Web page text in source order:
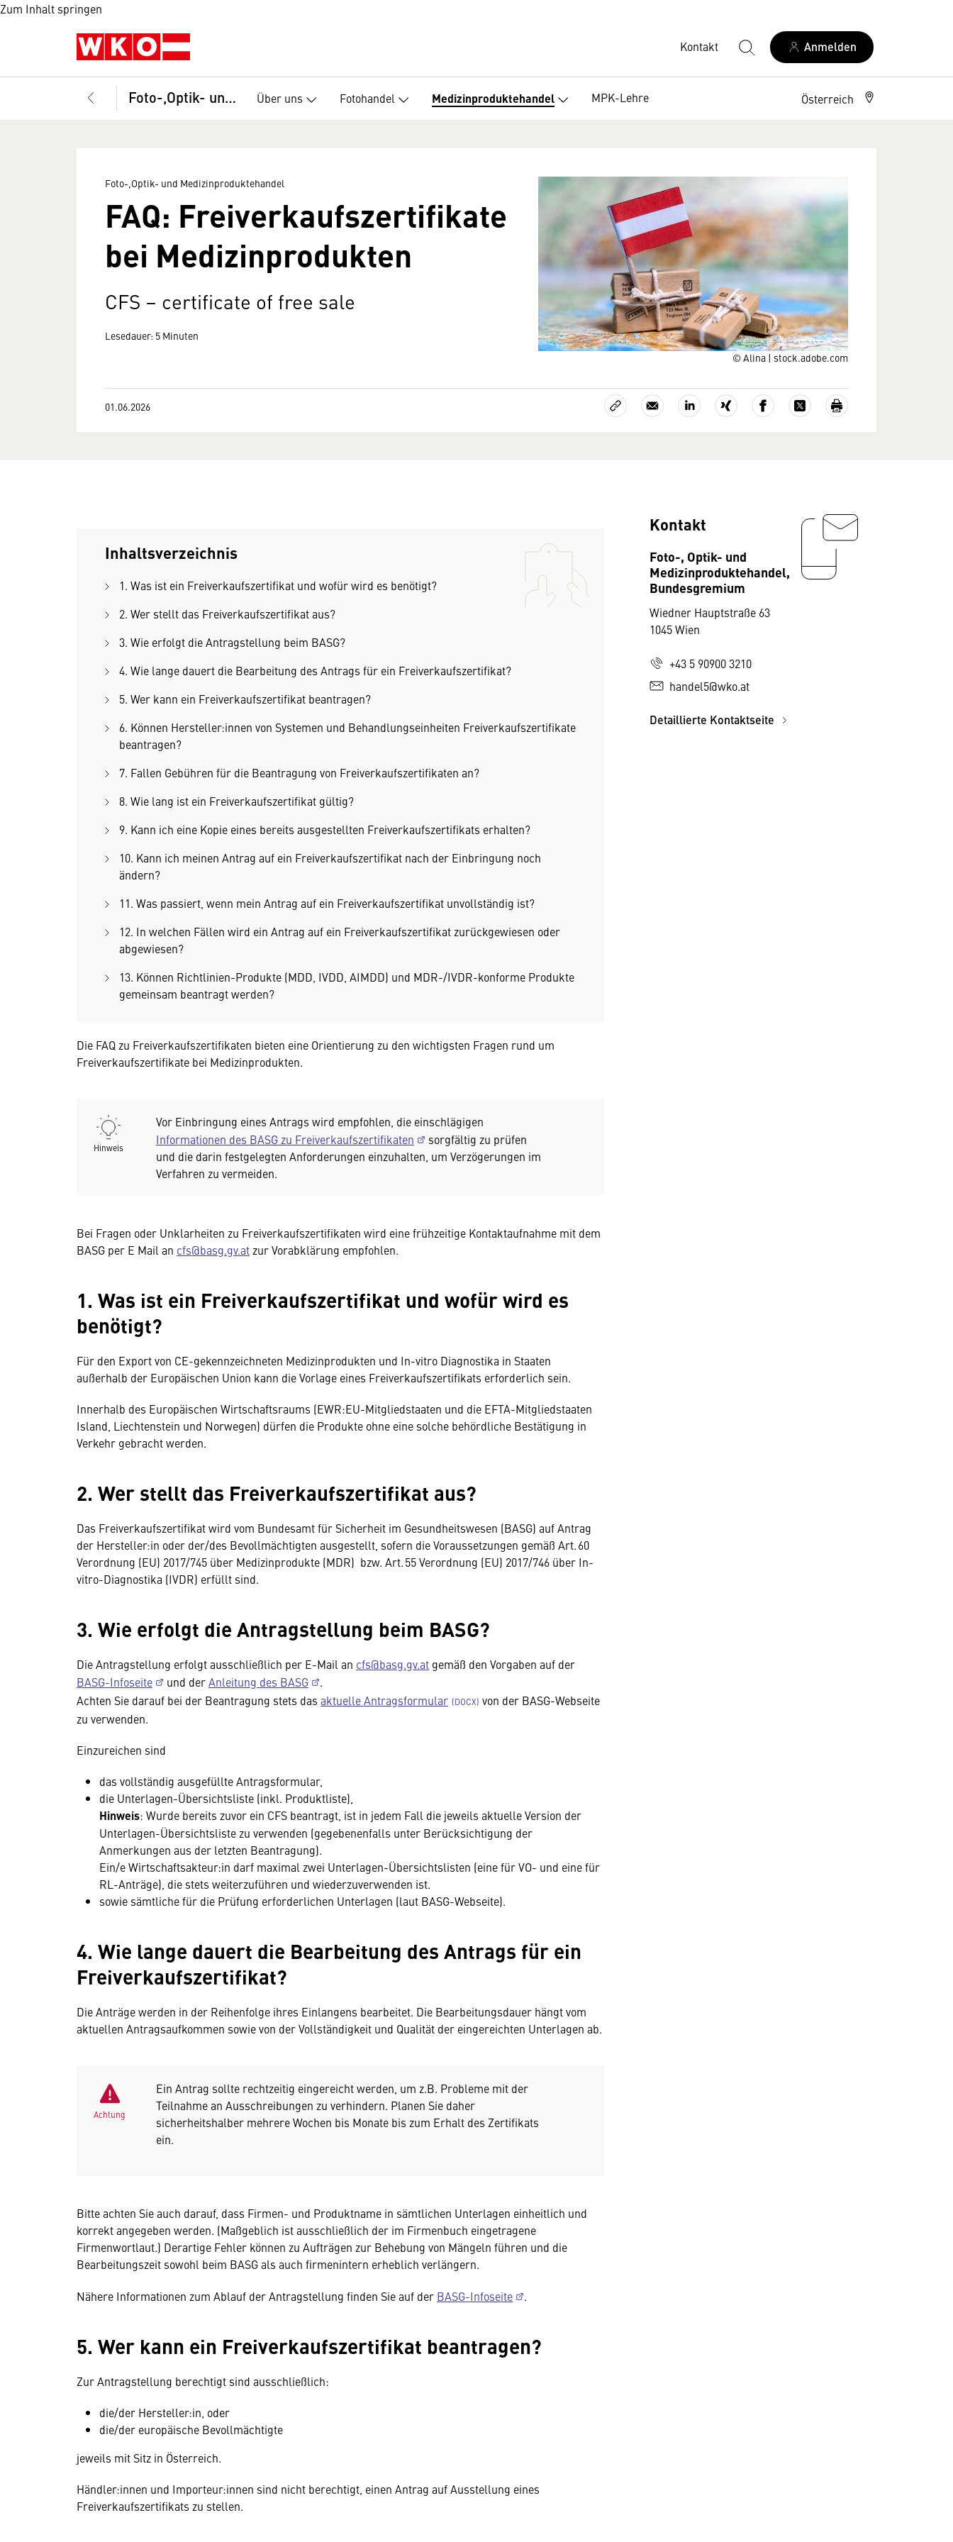
Zum Inhalt springen
Kontakt Anmelden
Foto-,Optik- und Medizinproduktehandel Über uns Fotohandel Medizinproduktehandel MPK-Lehre Österreich
© Alina | stock.adobe.com
Foto-,Optik- und Medizinproduktehandel
FAQ: Freiverkaufszertifikate
bei Medizinprodukten
CFS – certificate of free sale
Lesedauer: 5 Minuten
01.06.2026
Inhaltsverzeichnis
1. Was ist ein Freiverkaufszertifikat und wofür wird es benötigt?
2. Wer stellt das Freiverkaufszertifikat aus?
3. Wie erfolgt die Antragstellung beim BASG?
4. Wie lange dauert die Bearbeitung des Antrags für ein Freiverkaufszertifikat?
5. Wer kann ein Freiverkaufszertifikat beantragen?
6. Können Hersteller:innen von Systemen und Behandlungseinheiten Freiverkaufszertifikate
beantragen?
7. Fallen Gebühren für die Beantragung von Freiverkaufszertifikaten an?
8. Wie lang ist ein Freiverkaufszertifikat gültig?
9. Kann ich eine Kopie eines bereits ausgestellten Freiverkaufszertifikats erhalten?
10. Kann ich meinen Antrag auf ein Freiverkaufszertifikat nach der Einbringung noch
ändern?
11. Was passiert, wenn mein Antrag auf ein Freiverkaufszertifikat unvollständig ist?
12. In welchen Fällen wird ein Antrag auf ein Freiverkaufszertifikat zurückgewiesen oder
abgewiesen?
13. Können Richtlinien-Produkte (MDD, IVDD, AIMDD) und MDR-/IVDR-konforme Produkte
gemeinsam beantragt werden?
Die FAQ zu Freiverkaufszertifikaten bieten eine Orientierung zu den wichtigsten Fragen rund um
Freiverkaufszertifikate bei Medizinprodukten.
Hinweis
Vor Einbringung eines Antrags wird empfohlen, die einschlägigen
Informationen des BASG zu Freiverkaufszertifikaten
sorgfältig zu prüfen
und die darin festgelegten Anforderungen einzuhalten, um Verzögerungen im
Verfahren zu vermeiden.
Bei Fragen oder Unklarheiten zu Freiverkaufszertifikaten wird eine frühzeitige Kontaktaufnahme mit dem
BASG per E Mail an cfs@basg.gv.at zur Vorabklärung empfohlen.
1. Was ist ein Freiverkaufszertifikat und wofür wird es
benötigt?
Für den Export von CE-gekennzeichneten Medizinprodukten und In-vitro Diagnostika in Staaten
außerhalb der Europäischen Union kann die Vorlage eines Freiverkaufszertifikats erforderlich sein.
Innerhalb des Europäischen Wirtschaftsraums (EWR:EU-Mitgliedstaaten und die EFTA-Mitgliedstaaten
Island, Liechtenstein und Norwegen) dürfen die Produkte ohne eine solche behördliche Bestätigung in
Verkehr gebracht werden.
2. Wer stellt das Freiverkaufszertifikat aus?
Das Freiverkaufszertifikat wird vom Bundesamt für Sicherheit im Gesundheitswesen (BASG) auf Antrag
der Hersteller:in oder der/des Bevollmächtigten ausgestellt, sofern die Voraussetzungen gemäß Art. 60
Verordnung (EU) 2017/745 über Medizinprodukte (MDR) bzw. Art. 55 Verordnung (EU) 2017/746 über In-
vitro-Diagnostika (IVDR) erfüllt sind.
3. Wie erfolgt die Antragstellung beim BASG?
Die Antragstellung erfolgt ausschließlich per E-Mail an cfs@basg.gv.at gemäß den Vorgaben auf der
BASG-Infoseite
und derAnleitung des BASG
.
Achten Sie darauf bei der Beantragung stets das aktuelle Antragsformular
von der BASG-Webseite
zu verwenden.
Einzureichen sind
das vollständig ausgefüllte Antragsformular,
die Unterlagen-Übersichtsliste (inkl. Produktliste),
Hinweis: Wurde bereits zuvor ein CFS beantragt, ist in jedem Fall die jeweils aktuelle Version der
Unterlagen-Übersichtsliste zu verwenden (gegebenenfalls unter Berücksichtigung der
Anmerkungen aus der letzten Beantragung).
Ein/e Wirtschaftsakteur:in darf maximal zwei Unterlagen-Übersichtslisten (eine für VO- und eine für
RL-Anträge), die stets weiterzuführen und wiederzuverwenden ist.
sowie sämtliche für die Prüfung erforderlichen Unterlagen (laut BASG-Webseite).
4. Wie lange dauert die Bearbeitung des Antrags für ein
Freiverkaufszertifikat?
Die Anträge werden in der Reihenfolge ihres Einlangens bearbeitet. Die Bearbeitungsdauer hängt vom
aktuellen Antragsaufkommen sowie von der Vollständigkeit und Qualität der eingereichten Unterlagen ab.
Achtung
Ein Antrag sollte rechtzeitig eingereicht werden, um z.B. Probleme mit der
Teilnahme an Ausschreibungen zu verhindern. Planen Sie daher
sicherheitshalber mehrere Wochen bis Monate bis zum Erhalt des Zertifikats
ein.
Bitte achten Sie auch darauf, dass Firmen- und Produktname in sämtlichen Unterlagen einheitlich und
korrekt angegeben werden. (Maßgeblich ist ausschließlich der im Firmenbuch eingetragene
Firmenwortlaut.) Derartige Fehler können zu Aufträgen zur Behebung von Mängeln führen und die
Bearbeitungszeit sowohl beim BASG als auch firmenintern erheblich verlängern.
Nähere Informationen zum Ablauf der Antragstellung finden Sie auf der BASG-Infoseite .
5. Wer kann ein Freiverkaufszertifikat beantragen?
Zur Antragstellung berechtigt sind ausschließlich:
die/der Hersteller:in, oder
die/der europäische Bevollmächtigte
jeweils mit Sitz in Österreich.
Händler:innen und Importeur:innen sind nicht berechtigt, einen Antrag auf Ausstellung eines
Freiverkaufszertifikats zu stellen.
Kontakt
Foto-, Optik- und
Medizinproduktehandel,
Bundesgremium
Wiedner Hauptstraße 63
1045 Wien
+43 5 90900 3210
handel5@wko.at
Detaillierte Kontaktseite